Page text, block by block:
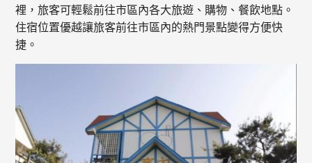
裡，旅客可輕鬆前往市區內各大旅遊、購物、餐飲地點。
住宿位置優越讓旅客前往市區內的熱門景點變得方便快
捷。